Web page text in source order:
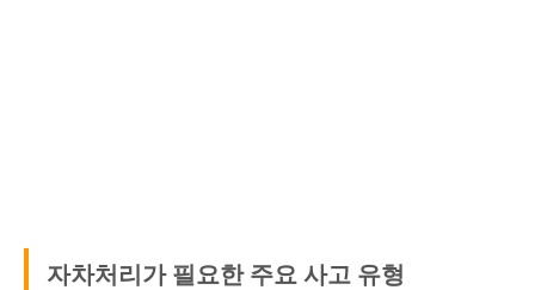
자차처리가 필요한 주요 사고 유형